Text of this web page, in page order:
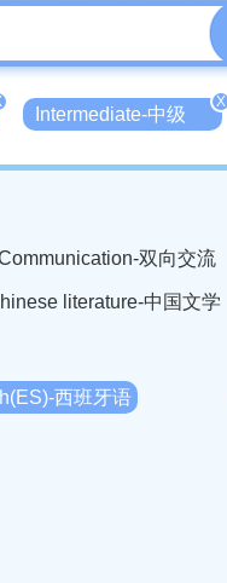
Intermediate-中级
X
双向交流
literature-中国文学
西班牙语